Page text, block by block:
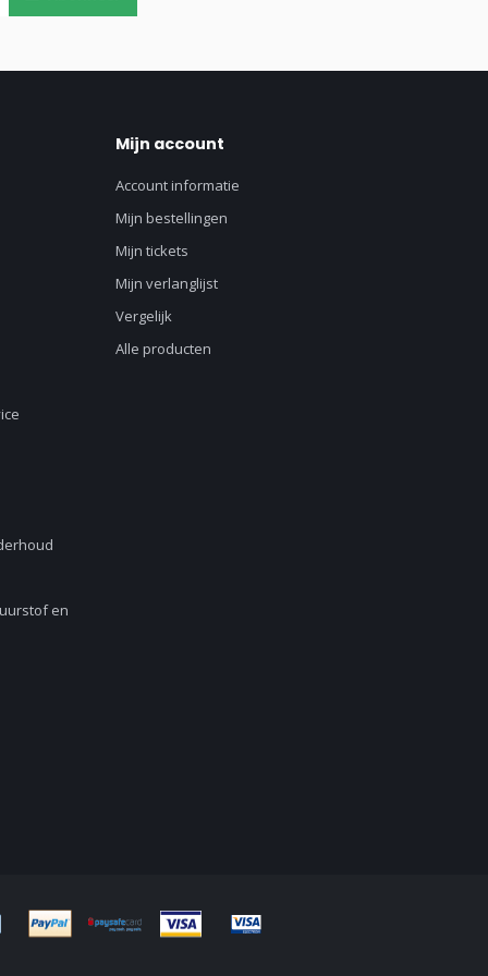
en
Mijn account
Account informatie
Mijn bestellingen
Mijn tickets
Mijn verlanglijst
Vergelijk
Alle producten